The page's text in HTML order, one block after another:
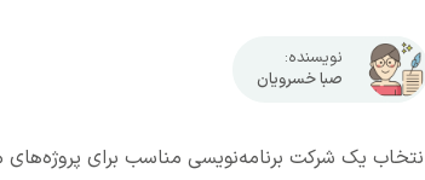
نویسنده:
صبا خسرویان
یک شرکت برنامه‌نویسی مناسب برای